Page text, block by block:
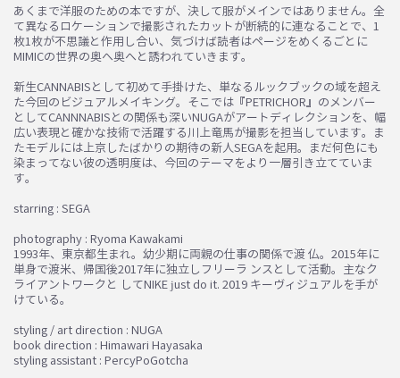
あくまで洋服のための本ですが、決して服がメインではありません。全
て異なるロケーションで撮影されたカットが断続的に連なることで、1
枚1枚が不思議と作用し合い、気づけば読者はページをめくるごとに
MIMICの世界の奥へ奥へと誘われていきます。
新生CANNABISとして初めて手掛けた、単なるルックブックの域を超え
た今回のビジュアルメイキング。そこでは『PETRICHOR』のメンバー
としてCANNNABISとの関係も深いNUGAがアートディレクションを、幅
広い表現と確かな技術で活躍する川上竜馬が撮影を担当しています。ま
たモデルには上京したばかりの期待の新人SEGAを起用。まだ何色にも
染まってない彼の透明度は、今回のテーマをより一層引き立てていま
す。
starring : SEGA
photography : Ryoma Kawakami
1993年、東京都生まれ。幼少期に両親の仕事の関係で渡 仏。2015年に
単身で渡米、帰国後2017年に独立しフリーラ ンスとして活動。主なク
ライアントワークと してNIKE just do it. 2019 キーヴィジュアルを手が
けている。
styling / art direction : NUGA
book direction : Himawari Hayasaka
styling assistant : PercyPoGotcha
お買い物を続ける カートへ進む